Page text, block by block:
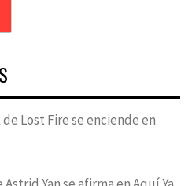
Lost Fire se enciende en